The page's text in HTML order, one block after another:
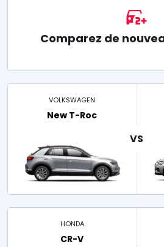
Comparez de
VOLKSWAGEN
New T-Roc
HONDA
CR-V